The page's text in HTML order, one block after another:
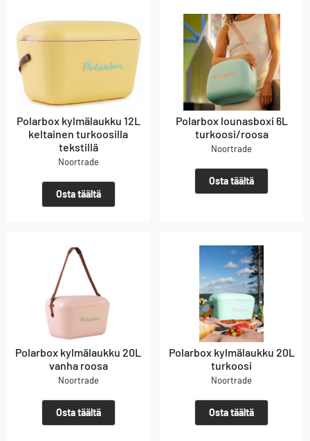
Polarbox kylmälaukku 12L
keltainen turkoosilla
tekstillä
Noortrade
Osta täältä
Polarbox lounasboxi 6L
turkoosi/roosa
Noortrade
Osta täältä
Polarbox kylmälaukku 20L
vanha roosa
Noortrade
Osta täältä
Polarbox kylmälaukku 20L
turkoosi
Noortrade
Osta täältä